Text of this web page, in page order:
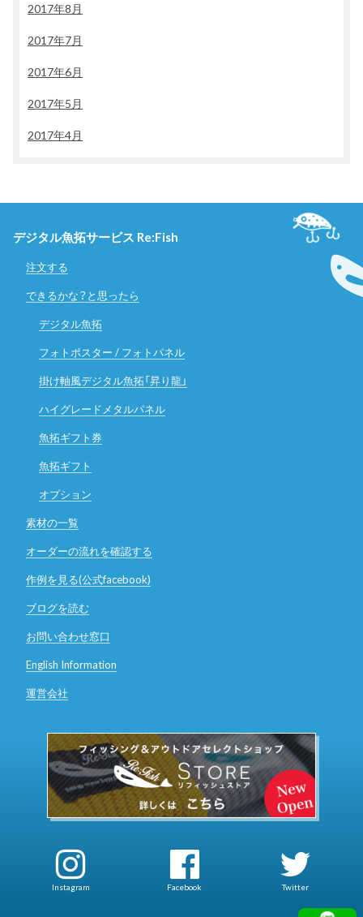
2017年8月
2017年7月
2017年6月
2017年5月
2017年4月
デジタル魚拓サービス Re:Fish
注文する
できるかな？と思ったら
デジタル魚拓
フォトポスター / フォトパネル
掛け軸風デジタル魚拓「昇り龍」
ハイグレードメタルパネル
魚拓ギフト券
魚拓ギフト
オプション
素材の一覧
オーダーの流れを確認する
作例を見る(公式facebook)
ブログを読む
お問い合わせ窓口
English Information
運営会社
Instagram Facebook Twitter